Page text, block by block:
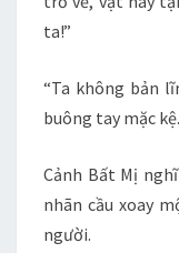
ta!”
“Ta không bản
buông tay mặc kệ.
Cảnh Bất Mị
nhãn cầu xoay
người.